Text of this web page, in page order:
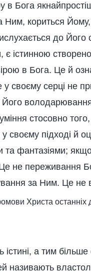
в Бога
Ним, кориться
до Його
є істинною
в Бога. Це й
своєму серці не
Його
стосовно
своєму підході й
фантазіями;
не переживання
за Ним. Це не
Христа останніх
а тим
називають